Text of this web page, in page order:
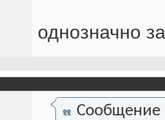
однозначно
Сообщение